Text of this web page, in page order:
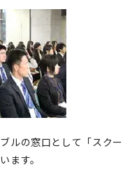
ルの窓口として「スクー
ます。